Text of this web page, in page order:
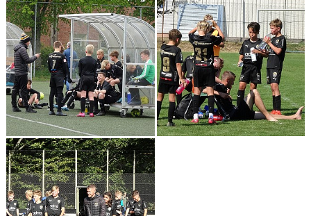
TRÄNARUTBILDNING
SUPPORTERPRYLAR
GÅBOLL
PROJEKT
DOMARE
GYMKORT NORDIC WELLNESS
FYSTRÄNING